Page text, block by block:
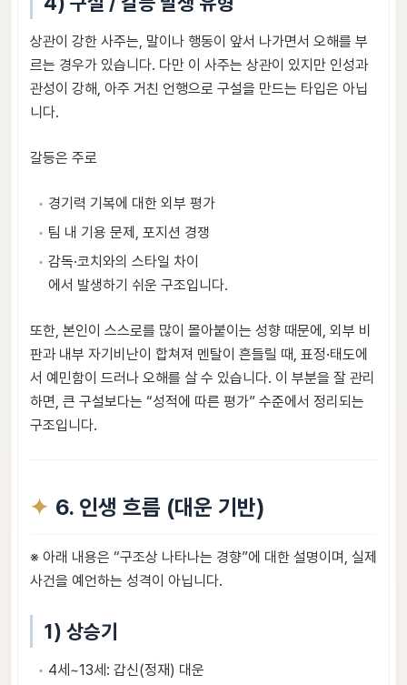
상관이 강한 사주는, 말이나 행동이 앞서 나가면서 오해를 부
르는 경우가 있습니다. 다만 이 사주는 상관이 있지만 인성과
관성이 강해, 아주 거친 언행으로 구설을 만드는 타입은 아닙
니다.
갈등은 주로
경기력 기복에 대한 외부 평가
팀 내 기용 문제, 포지션 경쟁
감독·코치와의 스타일 차이
에서 발생하기 쉬운 구조입니다.
또한, 본인이 스스로를 많이 몰아붙이는 성향 때문에, 외부 비
판과 내부 자기비난이 합쳐져 멘탈이 흔들릴 때, 표정·태도에
서 예민함이 드러나 오해를 살 수 있습니다. 이 부분을 잘 관리
하면, 큰 구설보다는 “성적에 따른 평가” 수준에서 정리되는
구조입니다.
6. 인생 흐름 (대운 기반)
※ 아래 내용은 “구조상 나타나는 경향”에 대한 설명이며, 실제
사건을 예언하는 성격이 아닙니다.
1) 상승기
4세~13세: 갑신(정재) 대운